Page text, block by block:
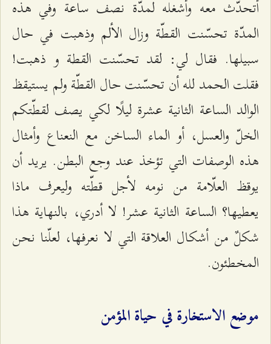
أتحدّث معه وأشغله لمدّة نصف ساعة وفي هذه
المدّة تحسّنت القطّة وزال الألم وذهبت في حال
سبيلها. فقال لي: لقد تحسّنت القطة و ذهبت!
فقلت الحمد لله أن تحسّنت حال القطّة ولم يستيقظ
الوالد الساعة الثانية عشرة ليلًا لكي يصف لقطّتكم
الخلّ والعسل، أو الماء الساخن مع النعناع وأمثال
هذه الوصفات التي تؤخذ عند وجع البطن. يريد أن
يوقظ العلّامة من نومه لأجل قطّته وليعرف ماذا
يعطيها؟ الساعة الثانية عشر! لا أدري، بالنهاية هذا
شكلٌ من أشكال العلاقة التي لا نعرفها، لعلّنا نحن
المخطئون.
موضع الاستخارة في حياة المؤمن